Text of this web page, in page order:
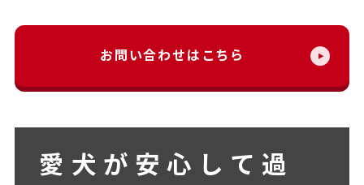
お問い合わせはこちら
愛犬が安心して過